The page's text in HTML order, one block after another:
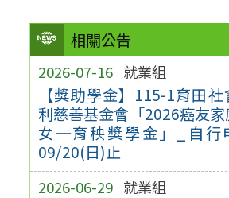
相關公告
2026-07-16 就業組
【獎助學金】115-1育田社
利慈善基金會「2026癌友
女─育秧獎學金」_自行
09/20(日)止
2026-06-29 就業組